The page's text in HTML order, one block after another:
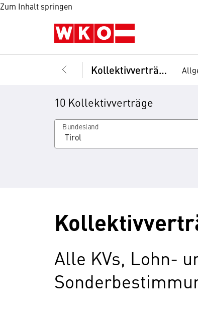
Zum Inhalt springen
Kollektivverträge
10 Kollektivverträge
Bundesland
Alle KVs, Lohn-